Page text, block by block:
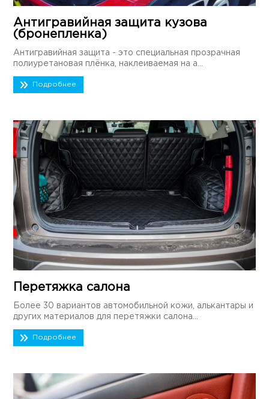
Антигравийная защита кузова
(бронепленка)
Антигравийная защита - это специальная прозрачная
полиуретановая плёнка, наклеиваемая на а...
Подробнее
Перетяжка салона
Более 30 вариантов автомобильной кожи, алькантары и
других материалов для перетяжки салона...
Подробнее